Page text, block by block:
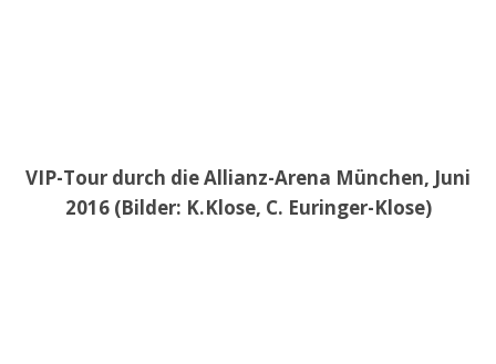
VIP-Tour durch die Allianz-Arena München, Juni
2016 (Bilder: K.Klose, C. Euringer-Klose)